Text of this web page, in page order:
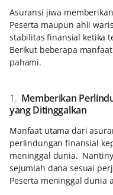
Asuransi jiwa
Peserta maupun ahli
stabilitas finansial ketika
Berikut beberapa
pahami.
1. Memberikan
yang Ditinggalkan
Manfaat utama dari
perlindungan finansial
meninggal dunia.
sejumlah dana sesuai
Peserta meninggal dunia